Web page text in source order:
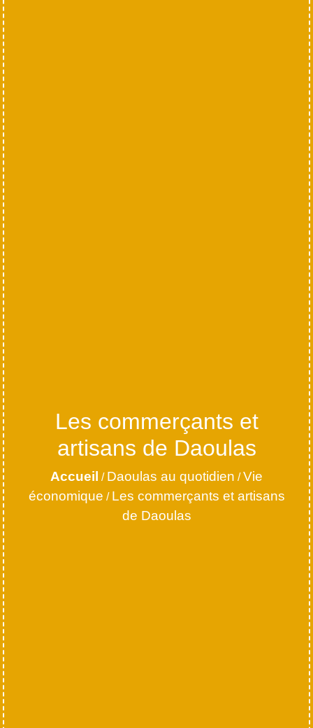
Les commerçants et
artisans de Daoulas
Accueil / Daoulas au quotidien / Vie
économique / Les commerçants et artisans
de Daoulas